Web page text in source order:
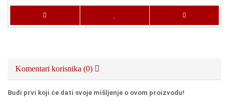
Komentari korisnika (0)
Budi prvi koji će dati svoje mišljenje o ovom proizvodu!